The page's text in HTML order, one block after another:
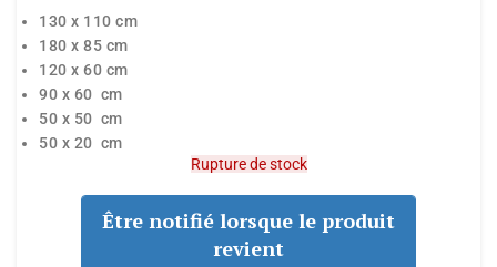
130 x 110 cm
180 x 85 cm
120 x 60 cm
90 x 60 cm
50 x 50 cm
50 x 20 cm
Rupture de stock
Être notifié lorsque le produit
revient